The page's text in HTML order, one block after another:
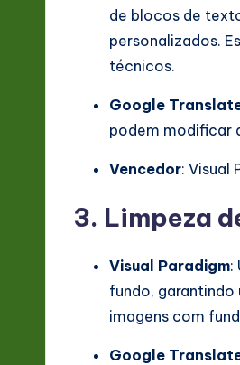
de blocos de
personalizados.
técnicos.
Google
podem modificar
Vencedor: Visual
3. Limpeza
Visual Paradigm:
fundo, garantindo
imagens com
Google